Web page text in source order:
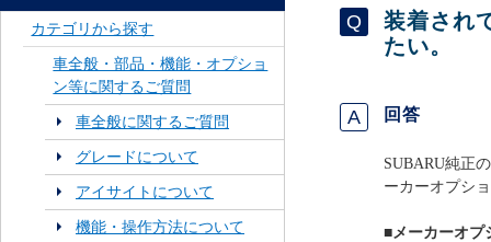
カテゴリから探す
車全般・部品・機能・オプショ
ン等に関するご質問
車全般に関するご質問
グレードについて
アイサイトについて
機能・操作方法について
装着され
たい。
回答
SUBARU純正
ーカーオプシ
■メーカーオプ